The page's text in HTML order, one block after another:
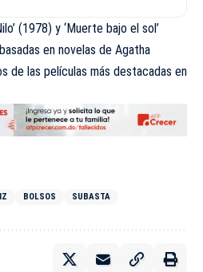
(1978) y ‘Muerte bajo el sol’
en novelas de Agatha
de las películas más destacadas en
BOLSOS SUBASTA